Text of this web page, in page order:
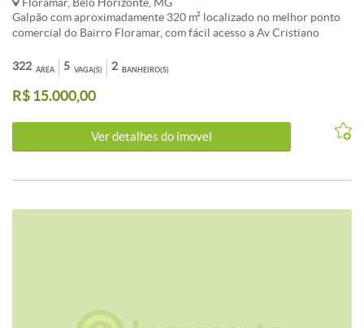
Galpão com aproximadamente 320 m² localizado no melhor ponto
comercial do Bairro Floramar, com fácil acesso a Av Cristiano
Portão Eletrônico; - Energia Trifásica; - Passeio Recuado, com
capacidade de 7 vagas de Estacionamento; - Localização
privilegiada, melhor ponto comercial do Bairro Floramar. - Grande
Galpão.
ÁREA
322 VAGA(S)
5 BANHEIRO(S)
2
R$ 15.000,00
Ver detalhes do ímovel